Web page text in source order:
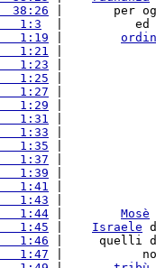
38:26 |       per
1:3
  |          ed
1:19
1:21 |
1:23 |
1:25 |
1:27 |
1:29 |
1:31 |
1:33 |
1:35 |
1:37 |
1:39 |
1:41 |
1:43 |
1:44 Mosè
1:45 Israele
1:46 |     quelli
1:47 |